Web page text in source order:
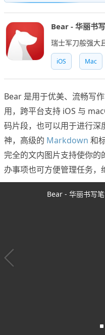
Bear - 华丽书
瑞士军刀般强大
iOS Mac
Bear 是用于优美、流畅写作
用，跨平台支持 iOS 与
码片段，也可以用于进行深
神，高级的 Markdown 和
完全的文内图片支持使你
办事项也可方便管理任务，
Bear - 华丽书写